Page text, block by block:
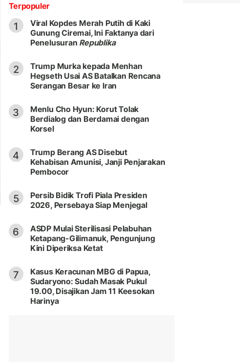
Terpopuler
1
Viral Kopdes Merah Putih di Kaki
Gunung Ciremai, Ini Faktanya dari
Penelusuran Republika
2
Trump Murka kepada Menhan
Hegseth Usai AS Batalkan Rencana
Serangan Besar ke Iran
3
Menlu Cho Hyun: Korut Tolak
Berdialog dan Berdamai dengan
Korsel
4
Trump Berang AS Disebut
Kehabisan Amunisi, Janji Penjarakan
Pembocor
5
Persib Bidik Trofi Piala Presiden
2026, Persebaya Siap Menjegal
6
ASDP Mulai Sterilisasi Pelabuhan
Ketapang-Gilimanuk, Pengunjung
Kini Diperiksa Ketat
7
Kasus Keracunan MBG di Papua,
Sudaryono: Sudah Masak Pukul
19.00, Disajikan Jam 11 Keesokan
Harinya